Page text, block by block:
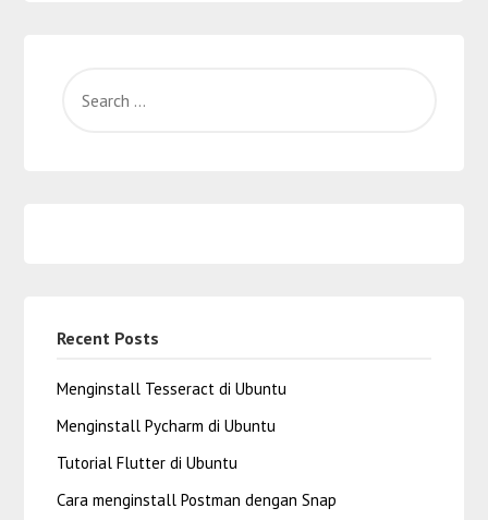
Recent Posts
Menginstall Tesseract di Ubuntu
Menginstall Pycharm di Ubuntu
Tutorial Flutter di Ubuntu
Cara menginstall Postman dengan Snap